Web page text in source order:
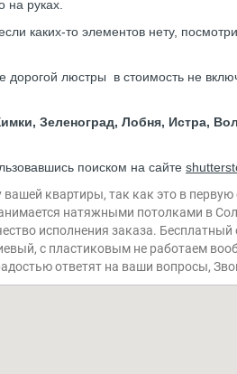
на руках.
каких-то элементов нету,
люстры в стоимость не
Зеленоград, Лобня, Истра,
поиском на сайте
квартиры, так как это в
натяжными потолками в
исполнения заказа.
с пластиковым не работаем
ответят на ваши вопросы,